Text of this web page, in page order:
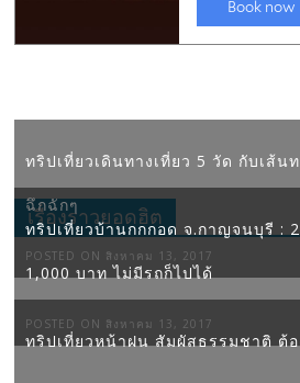
เรื่องราวยอดฮิต
ทริปเที่ยวเดินทางเที่ยว 5 วัด กับเส้น
ฉึกฉักๆ
POSTED ON สิงหาคม 13, 2017
ทริปเที่ยวบ้านกกกอด จ.กาญจนบุรี :
1,000 บาท ไม่มีรถก็ไปได้
POSTED ON สิงหาคม 13, 2017
ทริปเที่ยวหน้าฝน สัมผัสธรรมชาติ ต้